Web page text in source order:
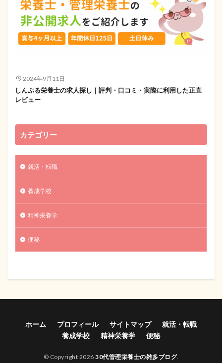
2024年9月11日
しんぷる栄養士の求人探し｜評判・口コミ・実際に利用した正直
レビュー
カテゴリー
就活・転職
養成学校
精神栄養学
便秘
ホーム プロフィール サイトマップ
就活・転職
養成学校
精神栄養学 便秘
© Copyright 2026 30代管理栄養士の雑多ブログ.